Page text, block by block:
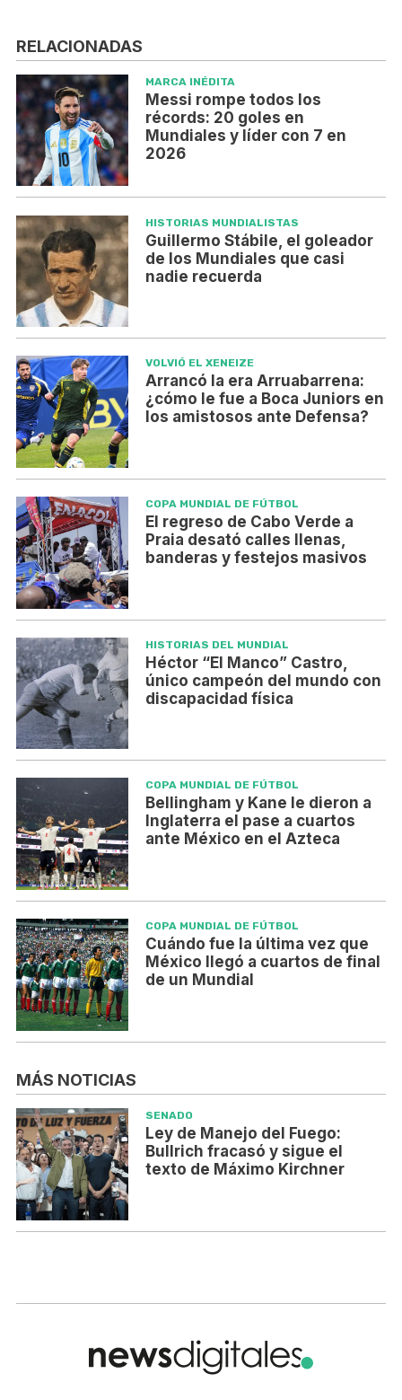
RELACIONADAS
MARCA INÉDITA
Messi rompe todos los
récords: 20 goles en
Mundiales y líder con 7 en
2026
HISTORIAS MUNDIALISTAS
Guillermo Stábile, el goleador
de los Mundiales que casi
nadie recuerda
VOLVIÓ EL XENEIZE
Arrancó la era Arruabarrena:
¿cómo le fue a Boca Juniors en
los amistosos ante Defensa?
COPA MUNDIAL DE FÚTBOL
El regreso de Cabo Verde a
Praia desató calles llenas,
banderas y festejos masivos
HISTORIAS DEL MUNDIAL
Héctor “El Manco” Castro,
único campeón del mundo con
discapacidad física
COPA MUNDIAL DE FÚTBOL
Bellingham y Kane le dieron a
Inglaterra el pase a cuartos
ante México en el Azteca
COPA MUNDIAL DE FÚTBOL
Cuándo fue la última vez que
México llegó a cuartos de final
de un Mundial
MÁS NOTICIAS
SENADO
Ley de Manejo del Fuego:
Bullrich fracasó y sigue el
texto de Máximo Kirchner